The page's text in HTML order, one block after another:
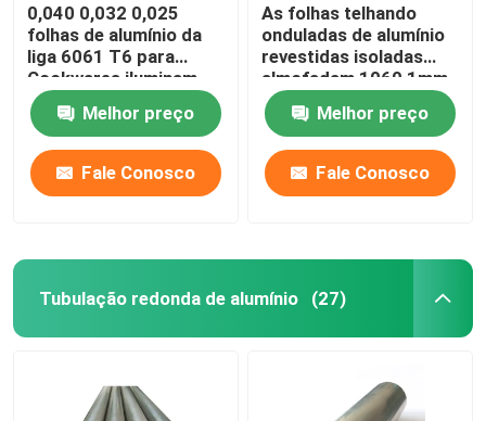
0,040 0,032 0,025
folhas de alumínio da
liga 6061 T6 para
Cookwares iluminam
placas da impressão
da sublimação
Melhor preço
Fale Conosco
As folhas telhando
onduladas de alumínio
revestidas isoladas
almofadam 1060 1mm
3mm 5mm 10mm 3004
3005 Melhor preço
Fale Conosco
Tubulação redonda de alumínio (27)